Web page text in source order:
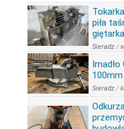
piła
Sieradz /
100mm
Sieradz /